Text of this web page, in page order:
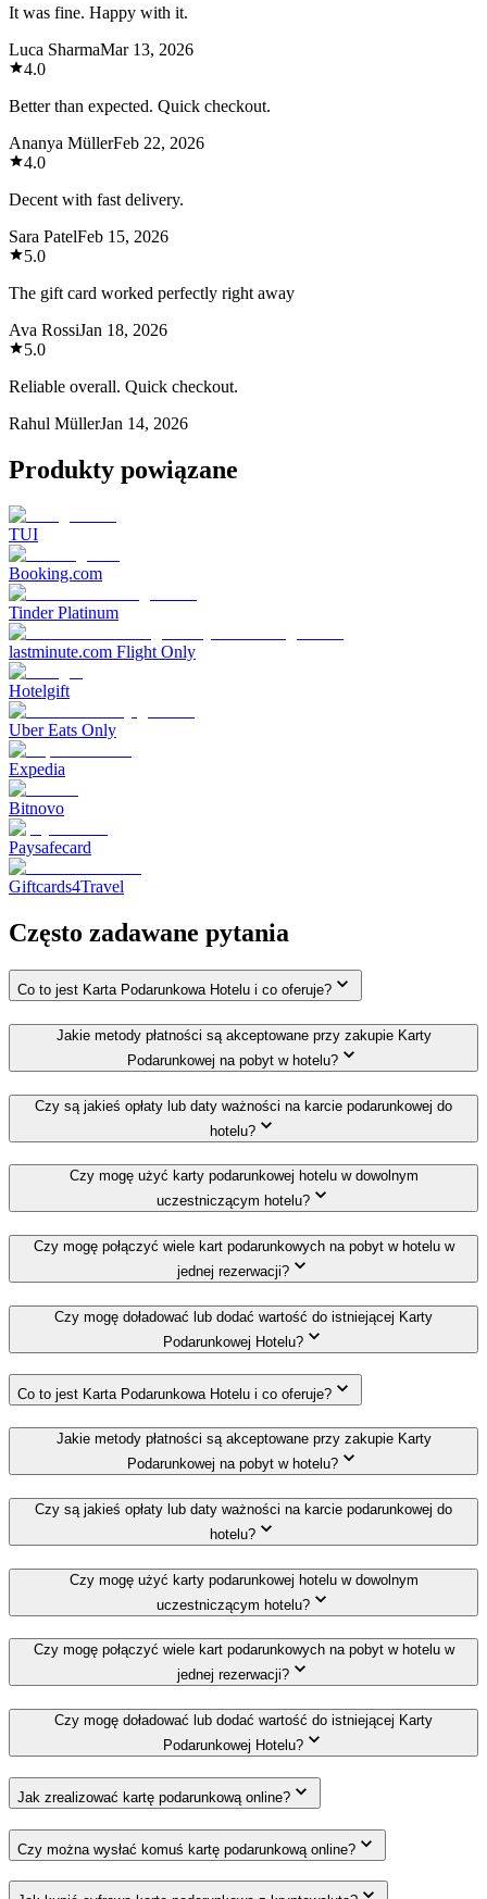
It was fine. Happy with it.
Luca SharmaMar 13, 2026
4.0
Better than expected. Quick checkout.
Ananya MüllerFeb 22, 2026
4.0
Decent with fast delivery.
Sara PatelFeb 15, 2026
5.0
The gift card worked perfectly right away
Ava RossiJan 18, 2026
5.0
Reliable overall. Quick checkout.
Rahul MüllerJan 14, 2026
Produkty powiązane
TUI
Booking.com
Tinder Platinum
lastminute.com Flight Only
Hotelgift
Uber Eats Only
Expedia
Bitnovo
Paysafecard
Giftcards4Travel
Często zadawane pytania
Co to jest Karta Podarunkowa Hotelu i co oferuje?
Jakie metody płatności są akceptowane przy zakupie Karty
Podarunkowej na pobyt w hotelu?
Czy są jakieś opłaty lub daty ważności na karcie podarunkowej do
hotelu?
Czy mogę użyć karty podarunkowej hotelu w dowolnym
uczestniczącym hotelu?
Czy mogę połączyć wiele kart podarunkowych na pobyt w hotelu w
jednej rezerwacji?
Czy mogę doładować lub dodać wartość do istniejącej Karty
Podarunkowej Hotelu?
Co to jest Karta Podarunkowa Hotelu i co oferuje?
Jakie metody płatności są akceptowane przy zakupie Karty
Podarunkowej na pobyt w hotelu?
Czy są jakieś opłaty lub daty ważności na karcie podarunkowej do
hotelu?
Czy mogę użyć karty podarunkowej hotelu w dowolnym
uczestniczącym hotelu?
Czy mogę połączyć wiele kart podarunkowych na pobyt w hotelu w
jednej rezerwacji?
Czy mogę doładować lub dodać wartość do istniejącej Karty
Podarunkowej Hotelu?
Jak zrealizować kartę podarunkową online?
Czy można wysłać komuś kartę podarunkową online?